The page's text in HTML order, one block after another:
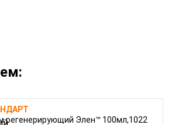
регенерирующий Элен™ 100мл,1022